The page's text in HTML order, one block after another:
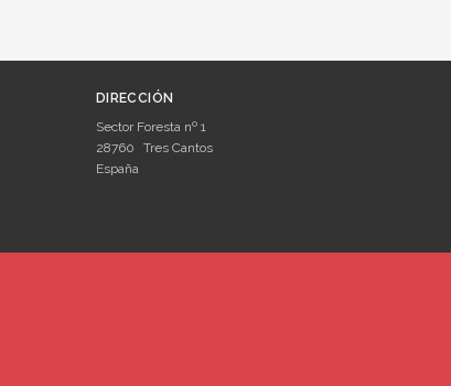
DIRECCIÓN
Sector Foresta nº 1
28760
Tres Cantos
España